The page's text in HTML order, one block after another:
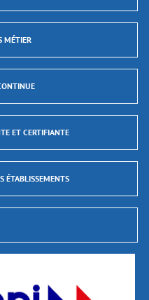
MÉTIER
ET CERTIFIANTE
ÉTABLISSEMENTS